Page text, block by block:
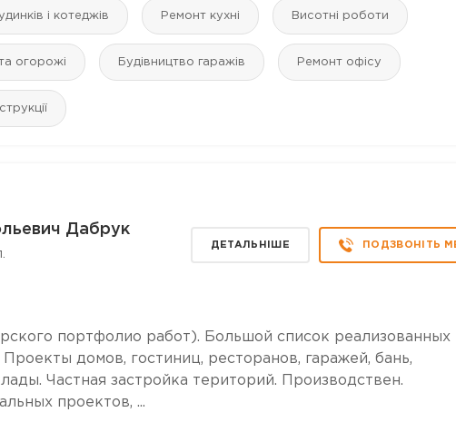
і котеджів Ремонт кухні Висотні роботи
огорожі Будівництво гаражів Ремонт офісу
Дабрук
ДЕТАЛЬНІШЕ ПОДЗВОНІТЬ
портфолио работ). Большой список реализованных
домов, гостиниц, ресторанов, гаражей, бань,
Частная застройка територий. Производствен.
проектов, ...